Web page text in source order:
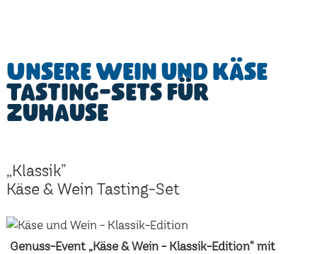
Unsere Wein und Käse
Tasting-Sets für
Zuhause
„Klassik”
Käse & Wein Tasting-Set
Genuss-Event „Käse & Wein - Klassik-Edition" mit